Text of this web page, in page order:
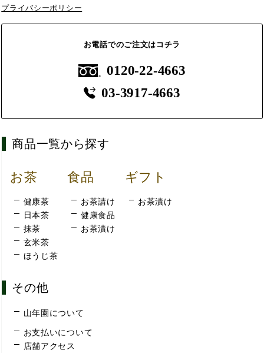
プライバシーポリシー
お電話でのご注文はコチラ
0120-22-4663
03-3917-4663
商品一覧から探す
お茶
健康茶
日本茶
抹茶
玄米茶
ほうじ茶
食品
お茶請け
健康食品
お茶漬け
ギフト
お茶漬け
その他
山年園について
お支払いについて
店舗アクセス